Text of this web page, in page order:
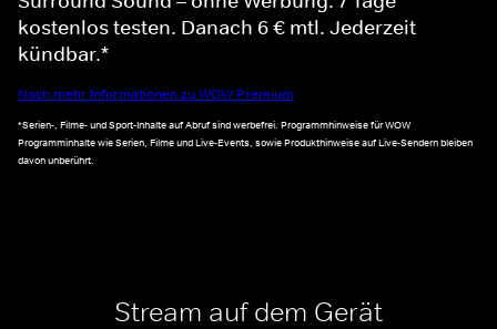
kostenlos testen. Danach 6 € mtl. Jederzeit
kündbar.*
Noch mehr Informationen zu WOW Premium
*Serien-, Filme- und Sport-Inhalte auf Abruf sind werbefrei. Programmhinweise für WOW
Programminhalte wie Serien, Filme und Live-Events, sowie Produkthinweise auf Live-Sendern bleiben
davon unberührt.
Stream auf dem Gerät